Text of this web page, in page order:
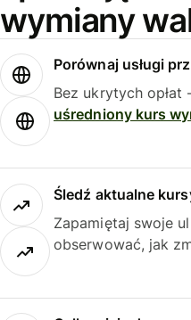
wymiany
Porównaj usługi
Bez ukrytych opłat
uśredniony kurs
Śledź aktualne
Zapamiętaj swoje
obserwować, jak